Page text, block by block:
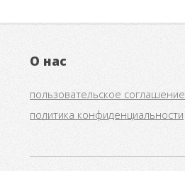
О нас
пользовательское соглашение
политика конфиденциальности